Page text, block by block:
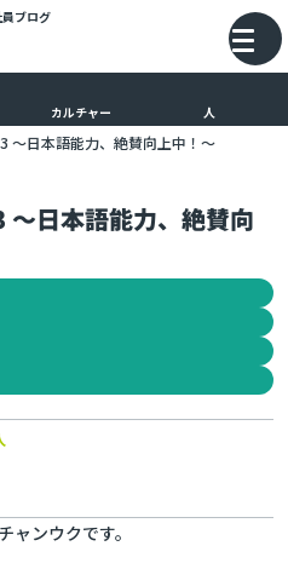
ブログ
カルチャー 人
～日本語能力、絶賛向上中！～
日本語能力、絶賛向
ャンウクです。